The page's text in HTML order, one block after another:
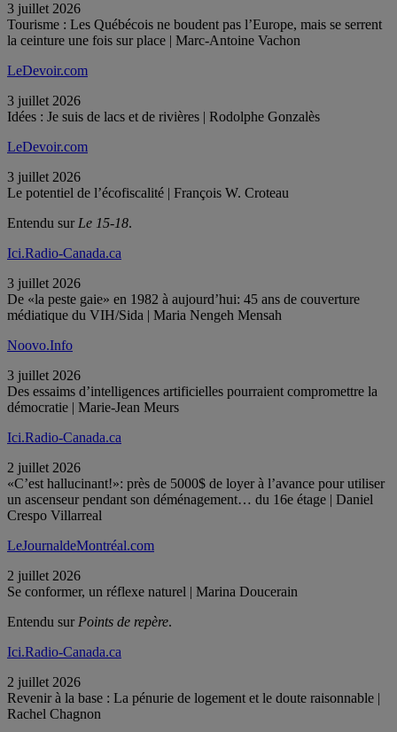
3 juillet 2026
Tourisme : Les Québécois ne boudent pas l’Europe, mais se serrent
la ceinture une fois sur place | Marc-Antoine Vachon
LeDevoir.com
3 juillet 2026
Idées : Je suis de lacs et de rivières | Rodolphe Gonzalès
LeDevoir.com
3 juillet 2026
Le potentiel de l’écofiscalité | François W. Croteau
Entendu sur Le 15-18.
Ici.Radio-Canada.ca
3 juillet 2026
De «la peste gaie» en 1982 à aujourd’hui: 45 ans de couverture
médiatique du VIH/Sida | Maria Nengeh Mensah
Noovo.Info
3 juillet 2026
Des essaims d’intelligences artificielles pourraient compromettre la
démocratie | Marie-Jean Meurs
Ici.Radio-Canada.ca
2 juillet 2026
«C’est hallucinant!»: près de 5000$ de loyer à l’avance pour utiliser
un ascenseur pendant son déménagement… du 16e étage | Daniel
Crespo Villarreal
LeJournaldeMontréal.com
2 juillet 2026
Se conformer, un réflexe naturel | Marina Doucerain
Entendu sur Points de repère.
Ici.Radio-Canada.ca
2 juillet 2026
Revenir à la base : La pénurie de logement et le doute raisonnable |
Rachel Chagnon